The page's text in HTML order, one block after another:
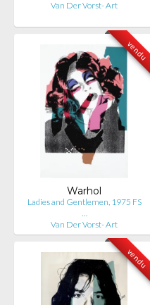
Van Der Vorst- Art
vendu
Warhol
Ladies and Gentlemen, 1975 FS
…
Van Der Vorst- Art
vendu